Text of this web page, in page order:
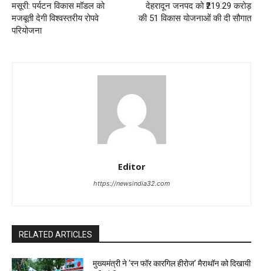
मसूरी: पर्यटन विकास मॉडल को
मजबूती देगी विश्वस्तरीय रोपवे
परियोजना
देहरादून जनपद को ₹219.29 करोड़
की 51 विकास योजनाओं की दी सौगात
Editor
https://newsindia32.com
RELATED ARTICLES
मुख्यमंत्री ने ‘रन फॉर कारगिल हीरोज’ मैराथॉन को दिखायी